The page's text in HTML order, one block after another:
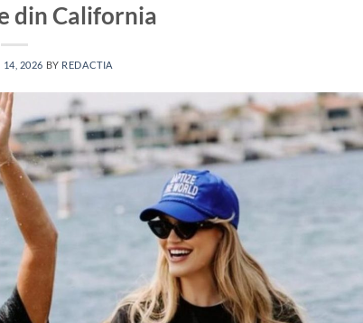
din California
14, 2026 BY REDACTIA